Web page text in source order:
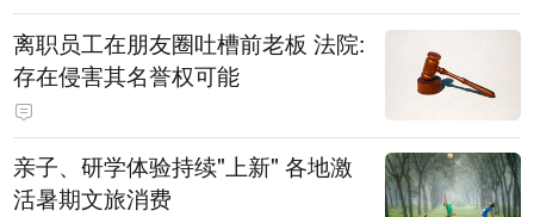
离职员工在朋友圈吐槽前老板 法院:
存在侵害其名誉权可能
亲子、研学体验持续"上新" 各地激
活暑期文旅消费